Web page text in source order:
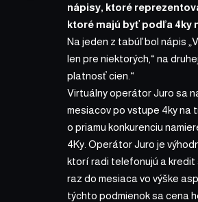
nápisy, ktoré
ktoré majú byť podľa 4ky
Na jeden z tabúľ bol nápis
len pre niektorých,“ na
platnosť cien.“
Virtuálny operátor Juro sa
mesiacov po vstupe 4ky na
o priamu konkurenciu
4Ky. Operátor Juro je
ktorí radi telefonujú a kredit
raz do mesiaca vo výške
týchto podmienok sa cena